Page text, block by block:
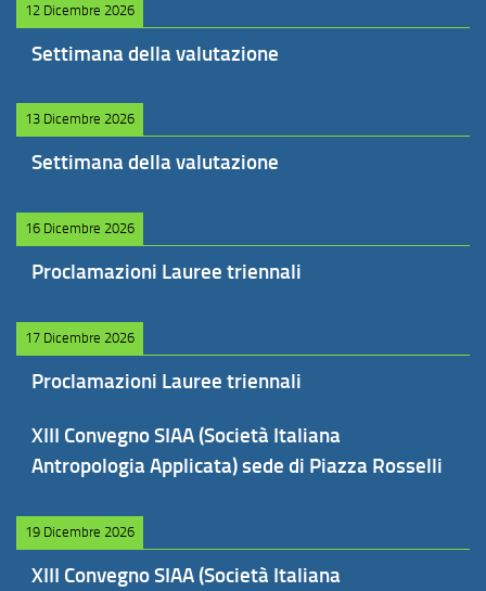
12 Dicembre 2026
Settimana della valutazione
13 Dicembre 2026
Settimana della valutazione
16 Dicembre 2026
Proclamazioni Lauree triennali
17 Dicembre 2026
Proclamazioni Lauree triennali
XIII Convegno SIAA (Società Italiana
Antropologia Applicata) sede di Piazza Rosselli
19 Dicembre 2026
XIII Convegno SIAA (Società Italiana